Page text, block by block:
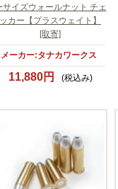
サイズウォールナット チェ
ッカー【プラスウェイト】
[取寄]
メーカー:タナカワークス
11,880円 (税込み)